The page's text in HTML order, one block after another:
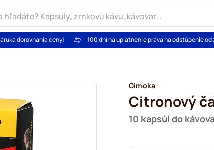
dorovnania ceny! 100 dní na uplatnenie práva na odstúpenie od
Gimoka
Citronový
10 kapsúl do